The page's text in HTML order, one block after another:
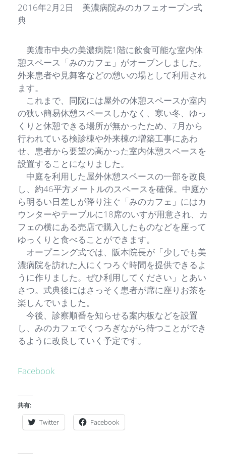
2016年2月2日 美濃病院みのカフェオープン式
典
美濃市中央の美濃病院1階に飲食可能な室内休
憩スペース「みのカフェ」がオープンしました。
外来患者や見舞客などの憩いの場として利用され
ます。
これまで、同院には屋外の休憩スペースか室内
の狭い簡易休憩スペースしかなく、寒い冬、ゆっ
くりと休憩できる場所が無かったため、7月から
行われている検診棟や外来棟の増築工事にあわ
せ、患者から要望の高かった室内休憩スペースを
設置することになりました。
中庭を利用した屋外休憩スペースの一部を改良
し、約46平方メートルのスペースを確保。中庭か
ら明るい日差しが降り注ぐ「みのカフェ」にはカ
ウンターやテーブルに18席のいすが用意され、カ
フェの横にある売店で購入したものなどを座って
ゆっくりと食べることができます。
オープニング式では、阪本院長が「少しでも美
濃病院を訪れた人にくつろぐ時間を提供できるよ
うに作りました。ぜひ利用してください」とあい
さつ。式典後にはさっそく患者が席に座りお茶を
楽しんでいました。
今後、診察順番を知らせる案内板などを設置
し、みのカフェでくつろぎながら待つことができ
るように改良していく予定です。
Facebook
共有:
Twitter Facebook